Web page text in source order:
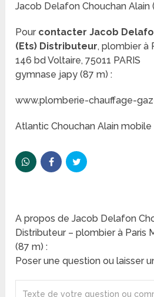
Jacob Delafon Chouchan Alain
Pour contacter Jacob
(Ets) Distributeur, plombier à
146 bd Voltaire, 75011 PARIS
gymnase japy (87 m) :
www.plomberie-chauffage-
Atlantic Chouchan Alain mobile
A propos de Jacob Delafon
Distributeur – plombier à Paris
(87 m) :
Poser une question ou laisser